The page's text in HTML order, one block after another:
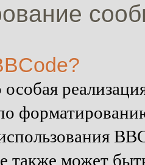
также может